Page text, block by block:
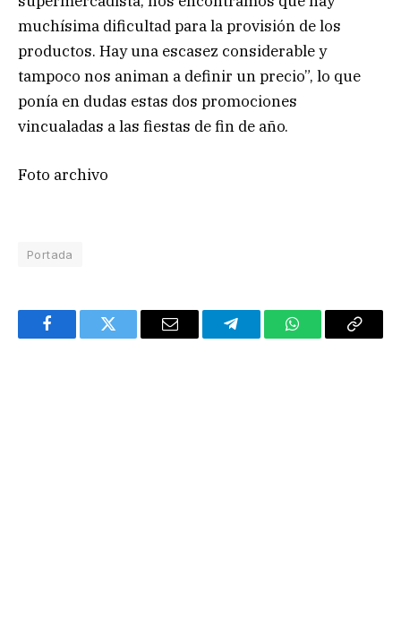
muchísima dificultad para la provisión de los
productos. Hay una escasez considerable y
tampoco nos animan a definir un precio”, lo que
ponía en dudas estas dos promociones
vincualadas a las fiestas de fin de año.
Foto archivo
Portada
FacebookTwitter Email TelegramWhatsAppCopy